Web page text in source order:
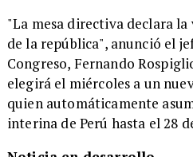
"La mesa directiva declara
de la república", anunció el
Congreso, Fernando
elegirá el miércoles a un
quien automáticamente
interina de Perú hasta el 28